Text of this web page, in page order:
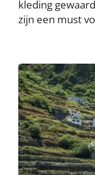
kleding
zijn een must